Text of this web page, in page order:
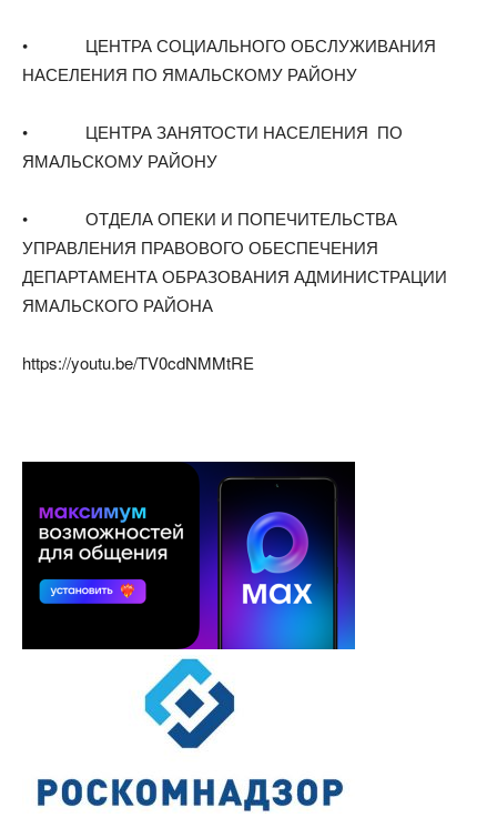
• ЦЕНТРА СОЦИАЛЬНОГО ОБСЛУЖИВАНИЯ
НАСЕЛЕНИЯ ПО ЯМАЛЬСКОМУ РАЙОНУ
• ЦЕНТРА ЗАНЯТОСТИ НАСЕЛЕНИЯ ПО
ЯМАЛЬСКОМУ РАЙОНУ
• ОТДЕЛА ОПЕКИ И ПОПЕЧИТЕЛЬСТВА
УПРАВЛЕНИЯ ПРАВОВОГО ОБЕСПЕЧЕНИЯ
ДЕПАРТАМЕНТА ОБРАЗОВАНИЯ АДМИНИСТРАЦИИ
ЯМАЛЬСКОГО РАЙОНА
https://youtu.be/TV0cdNMMtRE